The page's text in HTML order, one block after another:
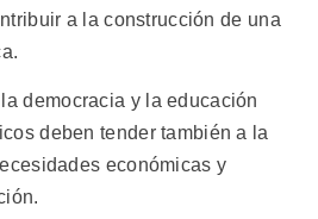
a la construcción de una
democracia y la educación
deben tender también a la
económicas y